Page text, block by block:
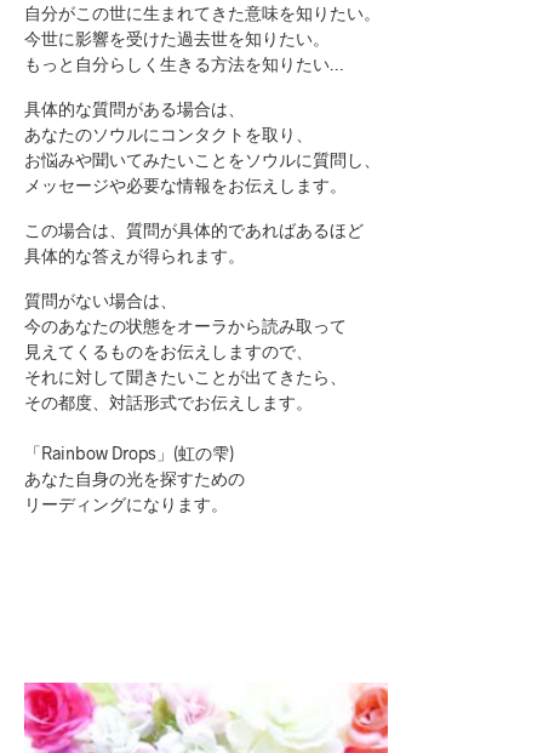
自分がこの世に生まれてきた意味を知りたい。
今世に影響を受けた過去世を知りたい。
もっと自分らしく生きる方法を知りたい…
具体的な質問がある場合は、
あなたのソウルにコンタクトを取り、
お悩みや聞いてみたいことをソウルに質問し、
メッセージや必要な情報をお伝えします。
この場合は、質問が具体的であればあるほど
具体的な答えが得られます。
質問がない場合は、
今のあなたの状態をオーラから読み取って
見えてくるものをお伝えしますので、
それに対して聞きたいことが出てきたら、
その都度、対話形式でお伝えします。
「Rainbow Drops」(虹の雫)
あなた自身の光を探すための
リーディングになります。